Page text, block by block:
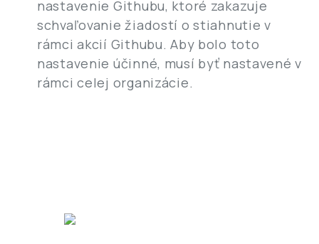
nastavenie Githubu, ktoré zakazuje
schvaľovanie žiadostí o stiahnutie v
rámci akcií Githubu. Aby bolo toto
nastavenie účinné, musí byť nastavené v
rámci celej organizácie.